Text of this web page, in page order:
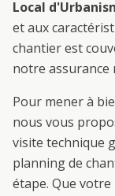
Local
et aux
chantier est
notre assurance
Pour mener à
nous vous
visite technique
planning de
étape. Que